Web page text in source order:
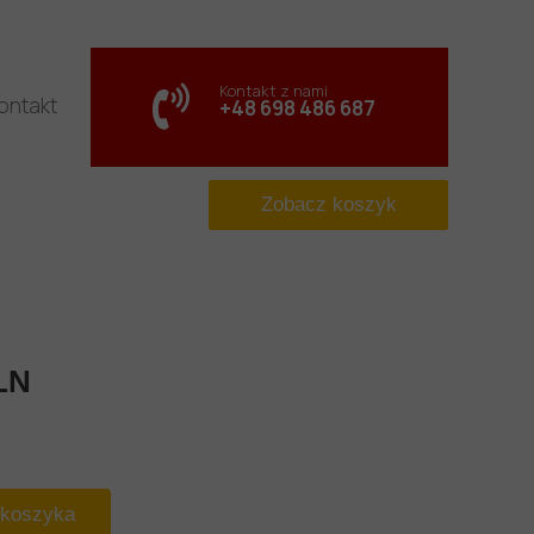
+48 698 486 687
Kontakt z nami
Zobacz koszyk